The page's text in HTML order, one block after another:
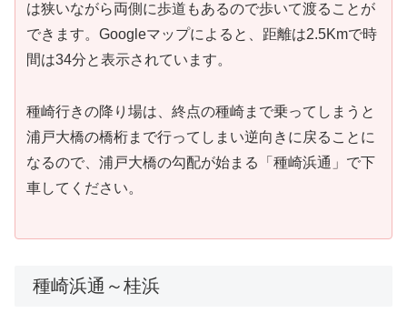
は狭いながら両側に歩道もあるので歩いて渡ることが
できます。Googleマップによると、距離は2.5Kmで時
間は34分と表示されています。
種崎行きの降り場は、終点の種崎まで乗ってしまうと
浦戸大橋の橋桁まで行ってしまい逆向きに戻ることに
なるので、浦戸大橋の勾配が始まる「種崎浜通」で下
車してください。
種崎浜通～桂浜